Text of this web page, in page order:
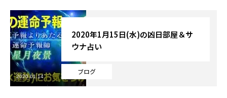
記事カテゴリー
ブログ
お知らせ
芸能界
ブログ
2020年1月15日(水)の凶日部屋＆サ
ウナ占い
2020.01.14